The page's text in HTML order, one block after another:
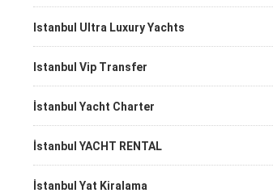
Istanbul Ultra Luxury Yachts
Istanbul Vip Transfer
İstanbul Yacht Charter
İstanbul YACHT RENTAL
İstanbul Yat Kiralama